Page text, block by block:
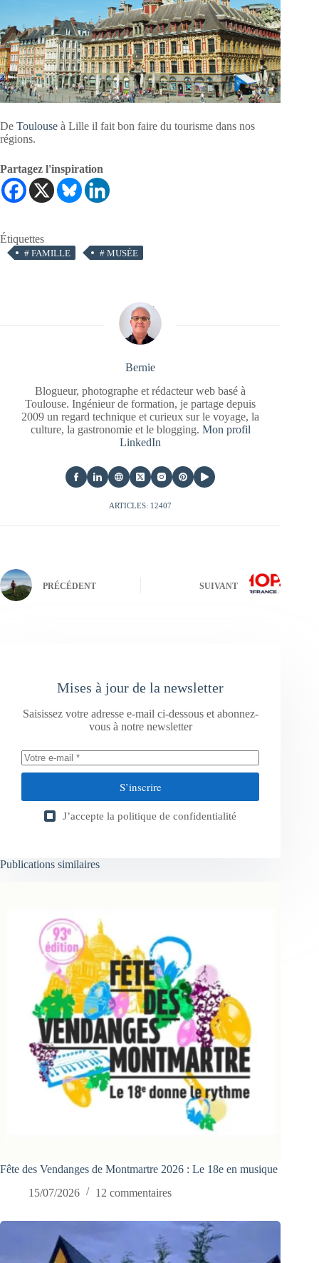
De Toulouse à Lille il fait bon faire du tourisme dans nos
régions.
Partagez l'inspiration
Étiquettes
# FAMILLE # MUSÉE
Bernie
Blogueur, photographe et rédacteur web basé à
Toulouse. Ingénieur de formation, je partage depuis
2009 un regard technique et curieux sur le voyage, la
culture, la gastronomie et le blogging. Mon profil
LinkedIn
ARTICLES: 12407
PRÉCÉDENT SUIVANT
Mises à jour de la newsletter
Saisissez votre adresse e-mail ci-dessous et abonnez-
vous à notre newsletter
S’inscrire
J’accepte la politique de confidentialité
Publications similaires
Fête des Vendanges de Montmartre 2026 : Le 18e en musique
15/07/2026
12 commentaires